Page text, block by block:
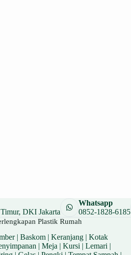
DKI Jakarta
Whatsapp
0852-1828-6185
Plastik Rumah
| Baskom| Keranjang| Kotak
| Meja | Kursi | Lemari |